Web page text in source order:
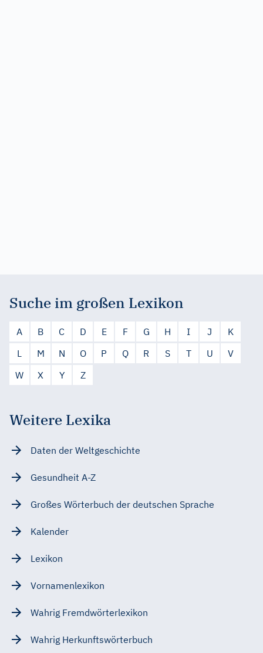
Suche im großen Lexikon
A B C D E F G H I J
K
L
M N O P Q R S T U
V
W
X Y Z
Weitere Lexika
Daten der Weltgeschichte
Gesundheit A-Z
Großes Wörterbuch der deutschen Sprache
Kalender
Lexikon
Vornamenlexikon
Wahrig Fremdwörterlexikon
Wahrig Herkunftswörterbuch